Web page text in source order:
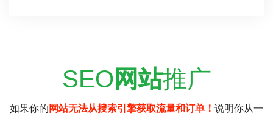
SEO 网站推广
如果你的 网站无法从搜索引擎获取流量和订单！ 说明你从一